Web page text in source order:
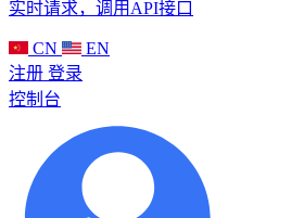
实时请求，调用API接口
CN
EN
注册 登录
控制台